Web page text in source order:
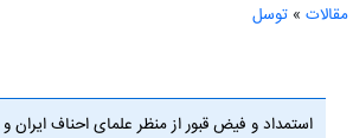
مقالات »توسل
استمداد و فیض قبور از منظر علمای احناف ایران